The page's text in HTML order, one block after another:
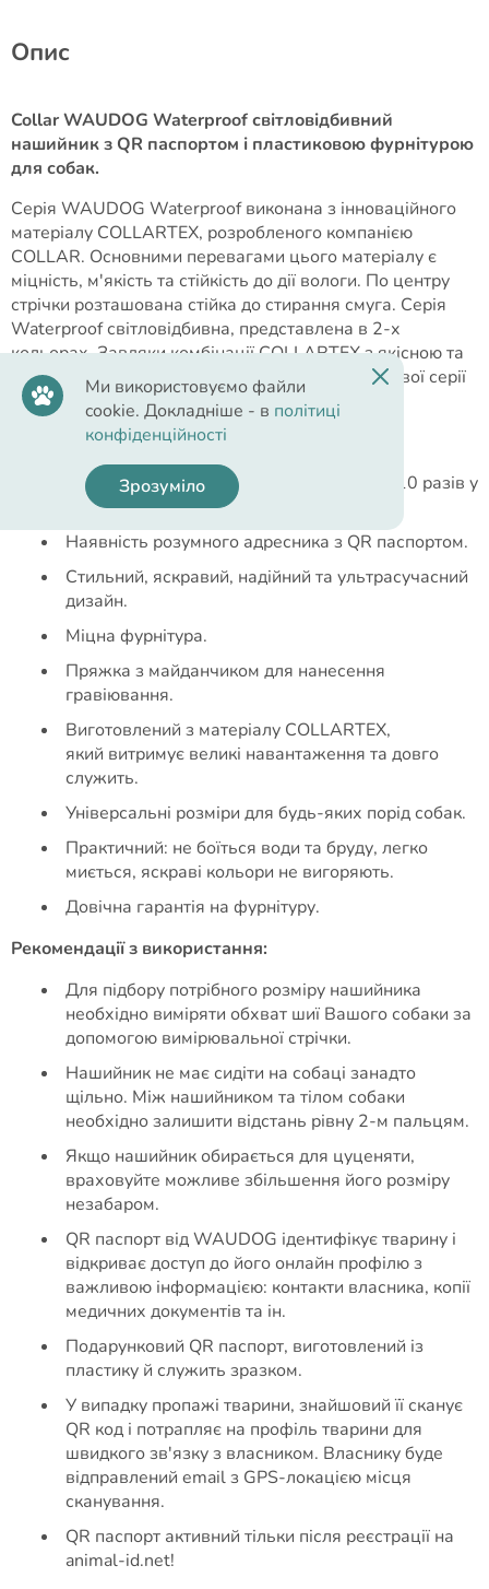
Опис
Collar WAUDOG Waterproof світловідбивний
нашийник з QR паспортом і пластиковою фурнітурою
для собак.
Серія WAUDOG Waterproof виконана з інноваційного
матеріалу COLLARTEX, розробленого компанією
COLLAR. Основними перевагами цього матеріалу є
міцність, м'якість та стійкість до дії вологи. По центру
стрічки розташована стійка до стирання смуга. Серія
Waterproof світловідбивна, представлена в 2-х
кольорах. Завдяки комбінації COLLARTEX з якісною та
стильною фурнітурою повідця та нашийники нової серії
мають унікальний набір характеристик.
Переваги нашийника:
Підвищує помітність собаки більш ніж у 10 разів у
темний час доби.
Наявність розумного адресника з QR паспортом.
Стильний, яскравий, надійний та ультрасучасний
дизайн.
Міцна фурнітура.
Пряжка з майданчиком для нанесення
гравіювання.
Виготовлений з матеріалу COLLARTEX,
який витримує великі навантаження та довго
служить.
Універсальні розміри для будь-яких порід собак.
Практичний: не боїться води та бруду, легко
миється, яскраві кольори не вигоряють.
Довічна гарантія на фурнітуру.
Рекомендації з використання:
Для підбору потрібного розміру нашийника
необхідно виміряти обхват шиї Вашого собаки за
допомогою вимірювальної стрічки.
Нашийник не має сидіти на собаці занадто
щільно. Між нашийником та тілом собаки
необхідно залишити відстань рівну 2-м пальцям.
Якщо нашийник обирається для цуценяти,
враховуйте можливе збільшення його розміру
незабаром.
QR паспорт від WAUDOG ідентифікує тварину і
відкриває доступ до його онлайн профілю з
важливою інформацією: контакти власника, копії
медичних документів та ін.
Подарунковий QR паспорт, виготовлений із
пластику й служить зразком.
У випадку пропажі тварини, знайшовий її сканує
QR код і потрапляє на профіль тварини для
швидкого зв'язку з власником. Власнику буде
відправлений email з GPS-локацією місця
сканування.
QR паспорт активний тільки після реєстрації на
animal-id.net!
Ми використовуємо файли
cookie. Докладніше - в політиці
конфіденційності
Зрозуміло